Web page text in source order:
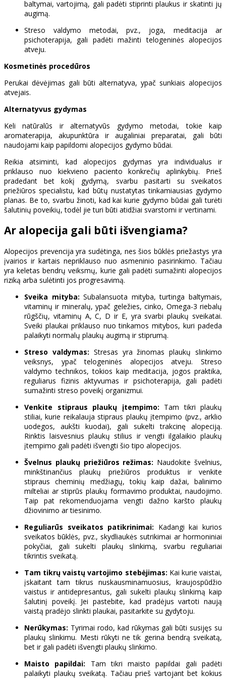
baltymai, vartojimą, gali padėti stiprinti plaukus ir skatinti jų
augimą.
Streso valdymo metodai, pvz., joga, meditacija ar
psichoterapija, gali padėti mažinti telogeninės alopecijos
atveju.
Kosmetinės procedūros
Perukai dėvėjimas gali būti alternatyva, ypač sunkiais alopecijos
atvejais.
Alternatyvus gydymas
Keli natūralūs ir alternatyvūs gydymo metodai, tokie kaip
aromaterapija, akupunktūra ir augaliniai preparatai, gali būti
naudojami kaip papildomi alopecijos gydymo būdai.
Reikia atsiminti, kad alopecijos gydymas yra individualus ir
priklauso nuo kiekvieno paciento konkrečių aplinkybių. Prieš
pradedant bet kokį gydymą, svarbu pasitarti su sveikatos
priežiūros specialistu, kad būtų nustatytas tinkamiausias gydymo
planas. Be to, svarbu žinoti, kad kai kurie gydymo būdai gali turėti
šalutinių poveikių, todėl jie turi būti atidžiai svarstomi ir vertinami.
Ar alopecija gali būti išvengiama?
Alopecijos prevencija yra sudėtinga, nes šios būklės priežastys yra
įvairios ir kartais nepriklauso nuo asmeninio pasirinkimo. Tačiau
yra keletas bendrų veiksmų, kurie gali padėti sumažinti alopecijos
riziką arba sulėtinti jos progresavimą.
Sveika mityba:Subalansuota mityba, turtinga baltymais,
vitaminų ir mineralų, ypač geležies, cinko, Omega-3 riebalų
rūgščių, vitaminų A, C, D ir E, yra svarbi plaukų sveikatai.
Sveiki plaukai priklauso nuo tinkamos mitybos, kuri padeda
palaikyti normalų plaukų augimą ir stiprumą.
Streso valdymas: Stresas yra žinomas plaukų slinkimo
veiksnys, ypač telogeninės alopecijos atveju. Streso
valdymo technikos, tokios kaip meditacija, jogos praktika,
reguliarus fizinis aktyvumas ir psichoterapija, gali padėti
sumažinti streso poveikį organizmui.
Venkite stipraus plaukų įtempimo: Tam tikri plaukų
stiliai, kurie reikalauja stipraus plaukų įtempimo (pvz., arklio
uodegos, aukšti kuodai), gali sukelti trakcinę alopeciją.
Rinktis laisvesnius plaukų stilius ir vengti ilgalaikio plaukų
įtempimo gali padėti išvengti šio tipo alopecijos.
Švelnus plaukų priežiūros režimas: Naudokite švelnius,
minkštinančius plaukų priežiūros produktus ir venkite
stipraus cheminių medžiagų, tokių kaip dažai, balinimo
milteliai ar stiprūs plaukų formavimo produktai, naudojimo.
Taip pat rekomenduojama vengti dažno karšto plaukų
džiovinimo ar tiesinimo.
Reguliarūs sveikatos patikrinimai: Kadangi kai kurios
sveikatos būklės, pvz., skydliaukės sutrikimai ar hormoniniai
pokyčiai, gali sukelti plaukų slinkimą, svarbu reguliariai
tikrintis sveikatą.
Tam tikrų vaistų vartojimo stebėjimas: Kai kurie vaistai,
įskaitant tam tikrus nuskausminamuosius, kraujospūdžio
vaistus ir antidepresantus, gali sukelti plaukų slinkimą kaip
šalutinį poveikį. Jei pastebite, kad pradėjus vartoti naują
vaistą pradėjo slinkti plaukai, pasitarkite su gydytoju.
Nerūkymas: Tyrimai rodo, kad rūkymas gali būti susijęs su
plaukų slinkimu. Mesti rūkyti ne tik gerina bendrą sveikatą,
bet ir gali padėti išvengti plaukų slinkimo.
Maisto papildai: Tam tikri maisto papildai gali padėti
palaikyti plaukų sveikatą. Tačiau prieš vartojant bet kokius